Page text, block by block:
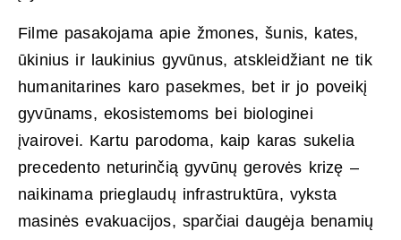
Filme pasakojama apie žmones, šunis, kates,
ūkinius ir laukinius gyvūnus, atskleidžiant ne tik
humanitarines karo pasekmes, bet ir jo poveikį
gyvūnams, ekosistemoms bei biologinei
įvairovei. Kartu parodoma, kaip karas sukelia
precedento neturinčią gyvūnų gerovės krizę –
naikinama prieglaudų infrastruktūra, vyksta
masinės evakuacijos, sparčiai daugėja benamių